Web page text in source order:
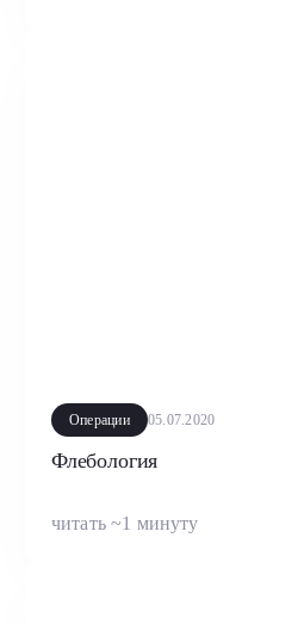
Операции 05.07.2020
Флебология
читать ~1 минуту